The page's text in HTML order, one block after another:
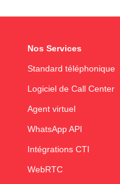
Nos Services
Standard téléphonique
Logiciel de Call Center
Agent virtuel
WhatsApp API
Intégrations CTI
WebRTC